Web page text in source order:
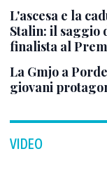
L'ascesa e la
Stalin: il saggio
finalista al
La Gmjo a
giovani
VIDEO